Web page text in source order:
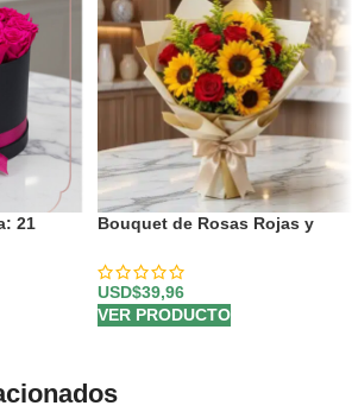
21
Bouquet de Rosas Rojas y
USD$39,96
VER PRODUCTO